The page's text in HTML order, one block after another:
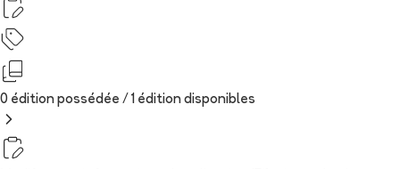
0 édition possédée / 1 édition disponibles